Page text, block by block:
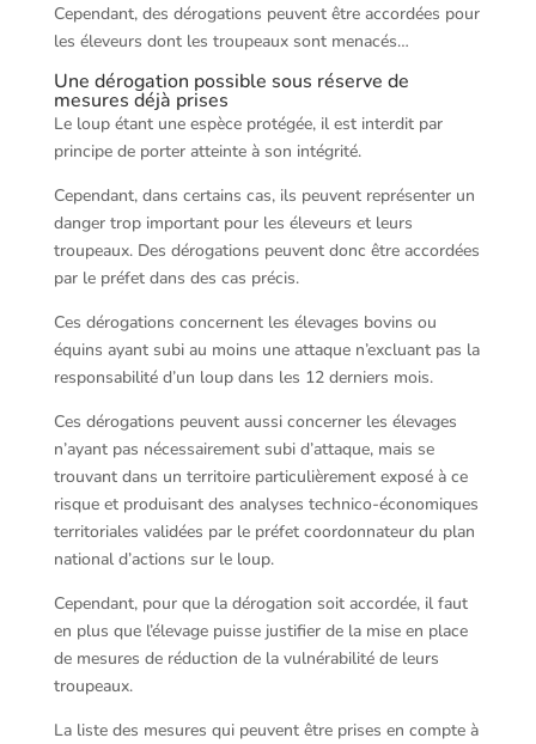
Cependant, des dérogations peuvent être accordées pour
les éleveurs dont les troupeaux sont menacés…
Une dérogation possible sous réserve de
mesures déjà prises
Le loup étant une espèce protégée, il est interdit par
principe de porter atteinte à son intégrité.
Cependant, dans certains cas, ils peuvent représenter un
danger trop important pour les éleveurs et leurs
troupeaux. Des dérogations peuvent donc être accordées
par le préfet dans des cas précis.
Ces dérogations concernent les élevages bovins ou
équins ayant subi au moins une attaque n’excluant pas la
responsabilité d’un loup dans les 12 derniers mois.
Ces dérogations peuvent aussi concerner les élevages
n’ayant pas nécessairement subi d’attaque, mais se
trouvant dans un territoire particulièrement exposé à ce
risque et produisant des analyses technico-économiques
territoriales validées par le préfet coordonnateur du plan
national d’actions sur le loup.
Cependant, pour que la dérogation soit accordée, il faut
en plus que l’élevage puisse justifier de la mise en place
de mesures de réduction de la vulnérabilité de leurs
troupeaux.
La liste des mesures qui peuvent être prises en compte à